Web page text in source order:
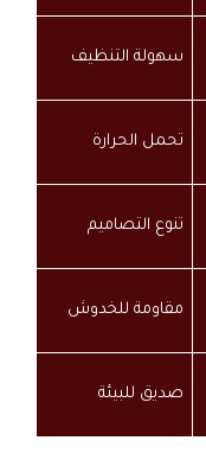
سهولة التنظيف
تحمل الحرارة
تنوع التصاميم
مقاومة للخدوش
صديق للبيئة